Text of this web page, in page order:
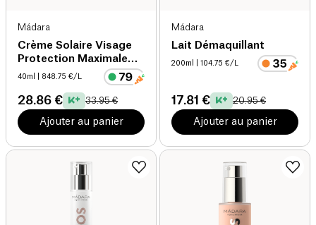
Mádara
Crème Solaire Visage
Protection Maximale
SPF50
40ml | 848.75 €/L
28.86 € 33.95 €
Ajouter au panier
Mádara
Lait Démaquillant
200ml | 104.75 €/L
17.81 € 20.95 €
Ajouter au panier